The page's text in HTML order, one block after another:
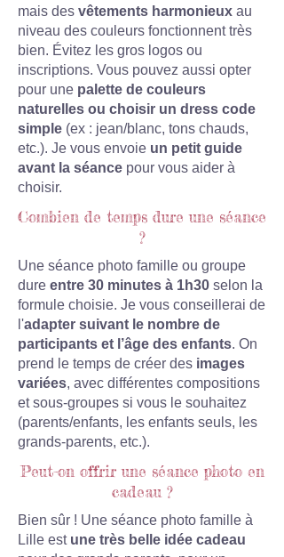
mais des vêtements harmonieux au
niveau des couleurs fonctionnent très
bien. Évitez les gros logos ou
inscriptions. Vous pouvez aussi opter
pour une palette de couleurs
naturelles ou choisir un dress code
simple (ex : jean/blanc, tons chauds,
etc.). Je vous envoie un petit guide
avant la séance pour vous aider à
choisir.
Combien de temps dure une séance
?
Une séance photo famille ou groupe
dure entre 30 minutes à 1h30 selon la
formule choisie. Je vous conseillerai de
l'adapter suivant le nombre de
participants et l’âge des enfants. On
prend le temps de créer des images
variées, avec différentes compositions
et sous-groupes si vous le souhaitez
(parents/enfants, les enfants seuls, les
grands-parents, etc.).
Peut-on offrir une séance photo en
cadeau ?
Bien sûr ! Une séance photo famille à
Lille est une très belle idée cadeau